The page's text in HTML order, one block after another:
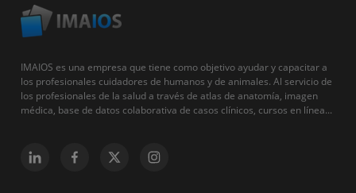
IMAIOS es una empresa que tiene como objetivo ayudar y capacitar a
los profesionales cuidadores de humanos y de animales. Al servicio de
los profesionales de la salud a través de atlas de anatomía, imagen
médica, base de datos colaborativa de casos clínicos, cursos en línea...